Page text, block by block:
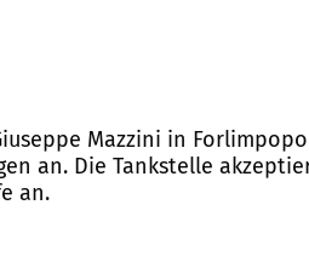
Mazzini in
an. Die Tankstelle
an.